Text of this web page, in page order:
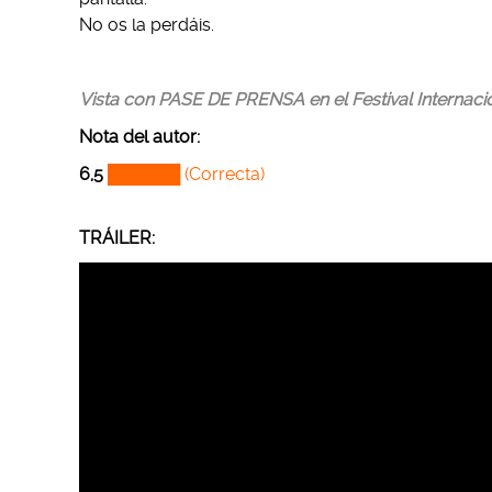
No os la perdáis.
Vista con PASE DE PRENSA en el Festival
Nota del autor:
6,5
(Correcta)
TRÁILER: